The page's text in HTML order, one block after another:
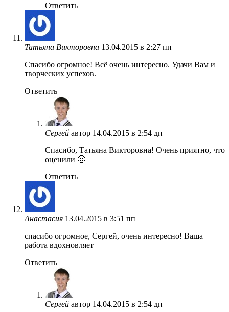
Ответить
Татьяна Викторовна 13.04.2015 в 2:27 пп
Спасибо огромное! Всё очень интересно. Удачи Вам и
творческих успехов.
Ответить
Сергей автор 14.04.2015 в 2:54 дп
Спасибо, Татьяна Викторовна! Очень приятно, что
оценили 🙂
Ответить
Анастасия 13.04.2015 в 3:51 пп
спасибо огромное, Сергей, очень интересно! Ваша
работа вдохновляет
Ответить
Сергей автор 14.04.2015 в 2:54 дп